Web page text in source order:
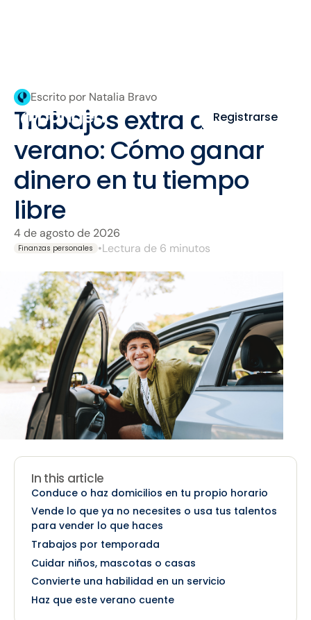
Registrarse
Escrito por Natalia Bravo
Trabajos extra de
verano: Cómo ganar
dinero en tu tiempo
libre
4 de agosto de 2026
Finanzas personales •Lectura de 6 minutos
In this article
Conduce o haz domicilios en tu propio horario
Vende lo que ya no necesites o usa tus talentos
para vender lo que haces
Trabajos por temporada
Cuidar niños, mascotas o casas
Convierte una habilidad en un servicio
Haz que este verano cuente